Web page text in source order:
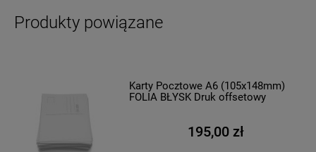
Produkty powiązane
Karty Pocztowe A6 (105x148mm)
FOLIA BŁYSK Druk offsetowy
195,00 zł